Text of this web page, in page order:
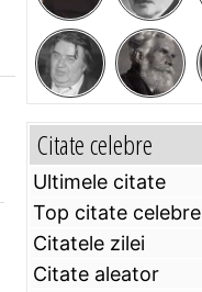
Citate celebre
Ultimele citate
Top citate celebre
Citatele zilei
Citate aleator